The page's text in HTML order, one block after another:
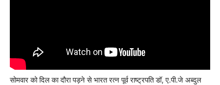
सोमवार को दिल का दौरा पड़ने से भारत रत्न पूर्व राष्ट्रपति डॉ, ए.पी.जे अब्दुल